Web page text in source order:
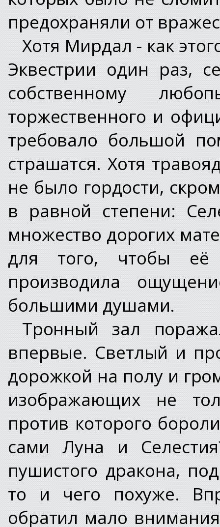
предохраняли от
Хотя Мирдал - как
Эквестрии один раз,
собственному
торжественного и
требовало большой
страшатся. Хотя
не было гордости,
в равной степени:
множество дорогих
для того, чтобы её
производила
большими душами.
Тронный зал
впервые. Светлый и
дорожкой на полу и
изображающих не
против которого
сами Луна и
пушистого дракона,
то и чего похуже.
обратил мало